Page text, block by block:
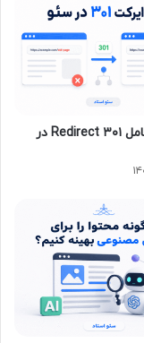
راهنمای کامل Redirect ۳۰۱ در